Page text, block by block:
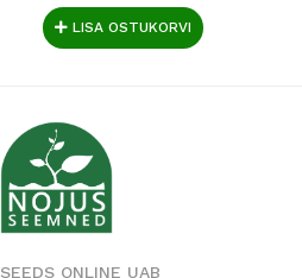
LISA OSTUKORVI
SEEDS ONLINE UAB